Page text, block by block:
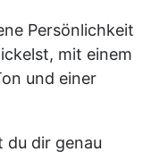
Persönlichkeit
mit einem
und einer
du dir genau